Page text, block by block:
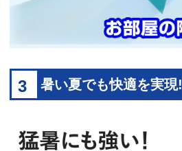
3 暑い夏でも快適を実現!